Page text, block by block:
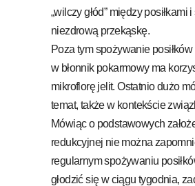
„wilczy głód” między posiłkami
niezdrową przekąskę.
Poza tym spożywanie
w błonnik pokarmowy ma
mikroflorę jelit. Ostatnio dużo
temat, także w kontekście
Mówiąc o podstawowych
redukcyjnej nie można
regularnym spożywaniu
głodzić się w ciągu tygodnia,